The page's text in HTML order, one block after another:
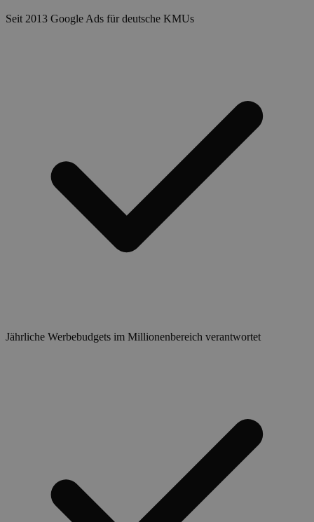
Seit 2013 Google Ads für deutsche KMUs
Jährliche Werbebudgets im Millionenbereich verantwortet